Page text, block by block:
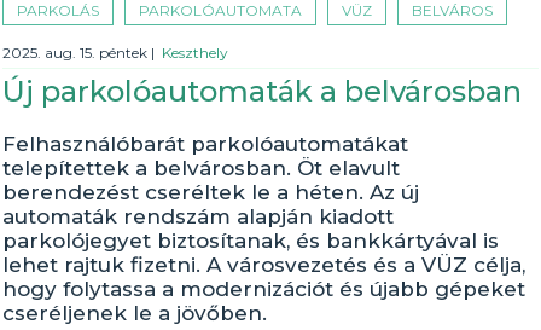
PARKOLÁS PARKOLÓAUTOMATA VÜZ BELVÁROS
2025. aug. 15. péntek | Keszthely
Új parkolóautomaták a belvárosban
Felhasználóbarát parkolóautomatákat
telepítettek a belvárosban. Öt elavult
berendezést cseréltek le a héten. Az új
automaták rendszám alapján kiadott
parkolójegyet biztosítanak, és bankkártyával is
lehet rajtuk fizetni. A városvezetés és a VÜZ célja,
hogy folytassa a modernizációt és újabb gépeket
cseréljenek le a jövőben.